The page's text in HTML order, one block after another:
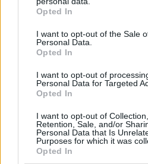
grant or deny consent to Google
use your data for below specified
consent section.
Opted In
I want to opt-out of the Sale
Personal Data.
Opted In
I want to opt-out of
Personal Data for Targeted
Opted In
I want to opt-out of
Retention, Sale, and/or
Personal Data that Is
Purposes for which it was
Opted In
Πώς μια απλή ιδέα εξελίχθηκε
06.08.2026, 10:52
Επαγγελματική Εκπαίδευση &
σε Bάζει στην Aγορά Eργασίας
26.07.2026, 09:54
ΣΧΟΛΙΑ(19)